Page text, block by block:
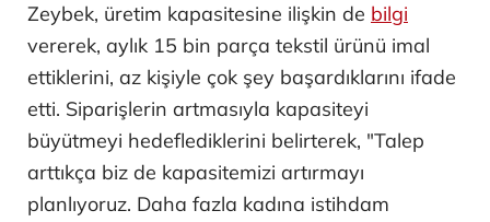
Zeybek, üretim kapasitesine ilişkin de bilgi
vererek, aylık 15 bin parça tekstil ürünü imal
ettiklerini, az kişiyle çok şey başardıklarını ifade
etti. Siparişlerin artmasıyla kapasiteyi
büyütmeyi hedeflediklerini belirterek, "Talep
arttıkça biz de kapasitemizi artırmayı
planlıyoruz. Daha fazla kadına istihdam